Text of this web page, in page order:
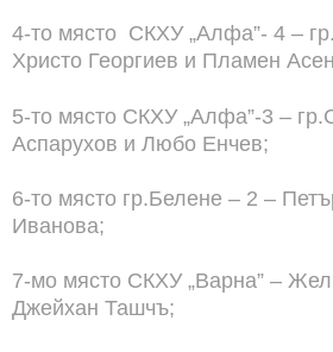
4-то място СКХУ „Алфа”- 4 –
Христо Георгиев и Пламен
5-то място СКХУ „Алфа”-3 –
Аспарухов и Любо Енчев;
6-то място гр.Белене – 2 –
Иванова;
7-мо място СКХУ „Варна” –
Джейхан Ташчъ;